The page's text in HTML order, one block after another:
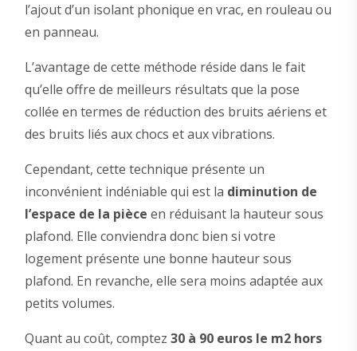
l’ajout d’un isolant phonique en vrac, en rouleau ou
en panneau.
L’avantage de cette méthode réside dans le fait
qu’elle offre de meilleurs résultats que la pose
collée en termes de réduction des bruits aériens et
des bruits liés aux chocs et aux vibrations.
Cependant, cette technique présente un
inconvénient indéniable qui est la diminution de
l’espace de la pièce en réduisant la hauteur sous
plafond. Elle conviendra donc bien si votre
logement présente une bonne hauteur sous
plafond. En revanche, elle sera moins adaptée aux
petits volumes.
Quant au coût, comptez 30 à 90 euros le m2 hors